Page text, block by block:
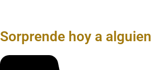
Sorprende hoy a alguien